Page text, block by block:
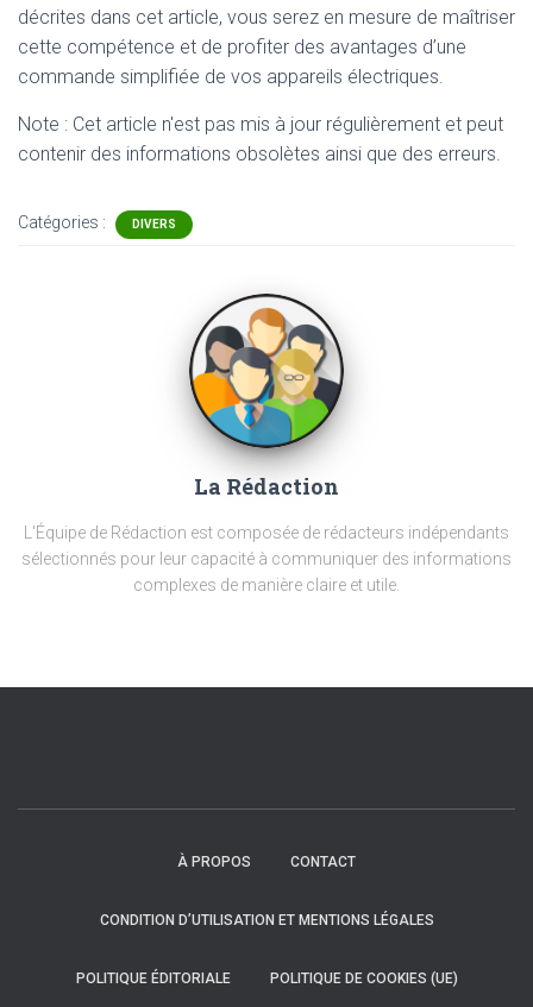
décrites dans cet article, vous serez en mesure de maîtriser
cette compétence et de profiter des avantages d’une
commande simplifiée de vos appareils électriques.
Note : Cet article n'est pas mis à jour régulièrement et peut
contenir des informations obsolètes ainsi que des erreurs.
Catégories : DIVERS
La Rédaction
L'Équipe de Rédaction est composée de rédacteurs indépendants
sélectionnés pour leur capacité à communiquer des informations
complexes de manière claire et utile.
À PROPOS CONTACT
CONDITION D’UTILISATION ET MENTIONS LÉGALES
POLITIQUE ÉDITORIALE POLITIQUE DE COOKIES (UE)